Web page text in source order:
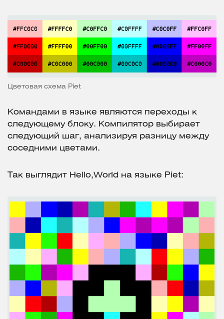
Цветовая схема Piet
Командами в языке являются переходы к
следующему блоку. Компилятор выбирает
следующий шаг, анализируя разницу между
соседними цветами.
Так выглядит Hello,World на языке Piet: